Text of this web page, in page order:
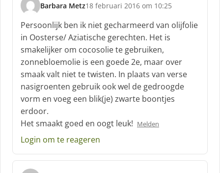
Barbara Metz
s
c
h
r
e
e
f
18 februari 2016 om 10:25
Persoonlijk ben ik niet gecharmeerd van olijfolie
in Oosterse/ Aziatische gerechten. Het is
smakelijker om cocosolie te gebruiken,
zonnebloemolie is een goede 2e, maar over
smaak valt niet te twisten. In plaats van verse
nasigroenten gebruik ook wel de gedroogde
vorm en voeg een blik(je) zwarte boontjes
erdoor.
Het smaakt goed en oogt leuk! Melden
Login om te reageren